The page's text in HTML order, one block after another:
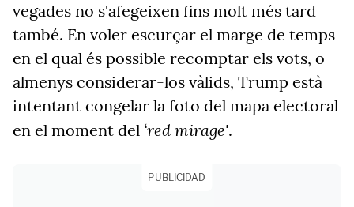
vegades no s'afegeixen fins molt més tard
també. En voler escurçar el marge de temps
en el qual és possible recomptar els vots, o
almenys considerar-los vàlids, Trump està
intentant congelar la foto del mapa electoral
en el moment del ‘red mirage'.
PUBLICIDAD